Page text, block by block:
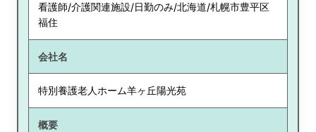
看護師/介護関連施設/日勤のみ/北海道/札幌市豊平区
福住
会社名
特別養護老人ホーム羊ヶ丘陽光苑
概要